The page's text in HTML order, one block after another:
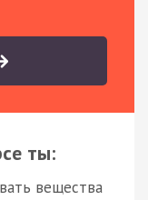
ты:
вещества